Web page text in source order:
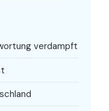
verdampft